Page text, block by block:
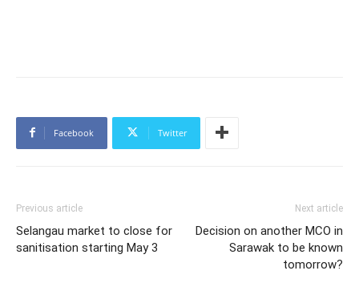
Facebook Twitter
Previous article
Selangau market to close for
sanitisation starting May 3
Next article
Decision on another MCO in
Sarawak to be known
tomorrow?